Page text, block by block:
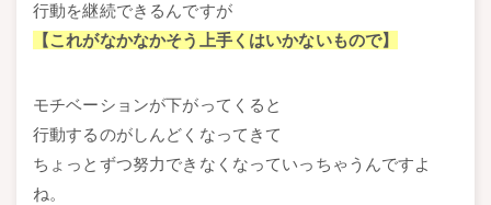
行動を継続できるんですが
【これがなかなかそう上手くはいかないもので】
モチベーションが下がってくると
行動するのがしんどくなってきて
ちょっとずつ努力できなくなっていっちゃうんですよ
ね。